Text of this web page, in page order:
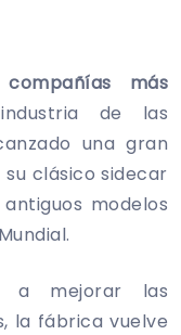
más
de las
una gran
clásico sidecar
modelos
a mejorar las
la fábrica vuelve